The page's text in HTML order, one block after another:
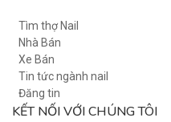
Tìm thợ Nail
Nhà Bán
Xe Bán
Tin tức ngành nail
Đăng tin
KẾT NỐI VỚI CHÚNG TÔI